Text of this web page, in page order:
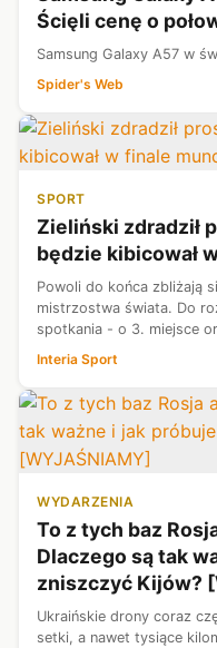
Ścięli cenę o
Samsung Galaxy A57 w
Spider's Web
SPORT
Zieliński zdradził
będzie kibicował
Powoli do końca zbliżają
mistrzostwa świata. Do
spotkania - o 3. miejsce
siebie staną
Interia Sport
WYDARZENIA
To z tych baz
Dlaczego są tak
zniszczyć Kijów?
Ukraińskie drony coraz
setki, a nawet tysiące